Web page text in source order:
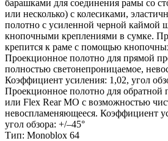
барашками для соединения рамы со
или несколько) с колесиками,
полотно с усиленной черной каймой
кнопочными креплениями в сумке.
крепится к раме с помощью
Проекционное полотно для прямой
полностью светонепроницаемое,
Коэффициент усиления: 1,02, угол
Проекционное полотно для обратной
или Flex Rear MO с возможностью
невоспламеняющееся. Коэффициент
угол обзора: +/–45°
Тип: Monoblox 64